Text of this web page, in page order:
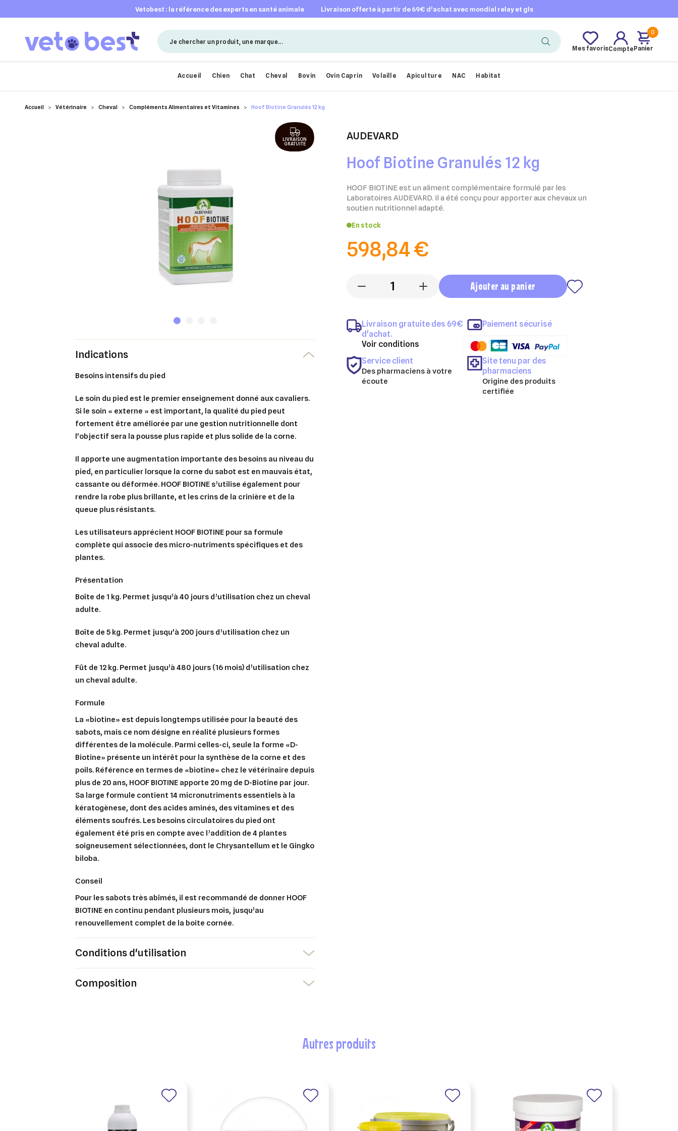
vetobest : la référence des experts en santé animale livraison offerte à partir de 69€ d’achat avec mondial relay et gls
Mes favorisCompte
0
Panier
Accueil Chien Chat Cheval Bovin Ovin Caprin Volaille Apiculture NAC Habitat
Accueil Vétérinaire Cheval Compléments Alimentaires et Vitamines Hoof Biotine Granulés 12 kg
AUDEVARD
Hoof Biotine Granulés 12 kg
HOOF BIOTINE est un aliment complémentaire formulé par les
Laboratoires AUDEVARD. Il a été conçu pour apporter aux chevaux un
soutien nutritionnel adapté.
En stock
598,84 €
- + Ajouter au panier
Livraison gratuite des 69€
d'achat.
Voir conditions
Paiement sécurisé
Service client
Des pharmaciens à votre
écoute
Site tenu par des
pharmaciens
Origine des produits
certifiée
LIVRAISON
GRATUITE
Indications
Besoins intensifs du pied
Le soin du pied est le premier enseignement donné aux cavaliers.
Si le soin « externe » est important, la qualité du pied peut
fortement être améliorée par une gestion nutritionnelle dont
l'objectif sera la pousse plus rapide et plus solide de la corne.
Il apporte une augmentation importante des besoins au niveau du
pied, en particulier lorsque la corne du sabot est en mauvais état,
cassante ou déformée. HOOF BIOTINE s’utilise également pour
rendre la robe plus brillante, et les crins de la crinière et de la
queue plus résistants.
Les utilisateurs apprécient HOOF BIOTINE pour sa formule
complète qui associe des micro-nutriments spécifiques et des
plantes.
présentation
Boîte de 1 kg. Permet jusqu’à 40 jours d’utilisation chez un cheval
adulte.
Boîte de 5 kg. Permet jusqu'à 200 jours d’utilisation chez un
cheval adulte.
Fût de 12 kg. Permet jusqu’à 480 jours (16 mois) d’utilisation chez
un cheval adulte.
formule
La «biotine» est depuis longtemps utilisée pour la beauté des
sabots, mais ce nom désigne en réalité plusieurs formes
différentes de la molécule. Parmi celles-ci, seule la forme «D-
Biotine» présente un intérêt pour la synthèse de la corne et des
poils. Référence en termes de «biotine» chez le vétérinaire depuis
plus de 20 ans, HOOF BIOTINE apporte 20 mg de D-Biotine par jour.
Sa large formule contient 14 micronutriments essentiels à la
kératogènese, dont des acides aminés, des vitamines et des
éléments soufrés. Les besoins circulatoires du pied ont
également été pris en compte avec l’addition de 4 plantes
soigneusement sélectionnées, dont le Chrysantellum et le Gingko
biloba.
conseil
Pour les sabots très abîmés, il est recommandé de donner HOOF
BIOTINE en continu pendant plusieurs mois, jusqu’au
renouvellement complet de la boite cornée.
Conditions d'utilisation
Composition
autres produits
Ajouter à ma liste d'envies
Annuler
Annuler Connexion